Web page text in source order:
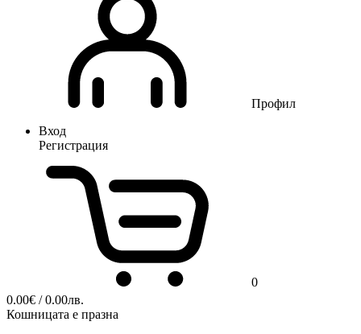
Профил
Вход
Регистрация
0
0.00€ / 0.00лв.
Кошницата е празна